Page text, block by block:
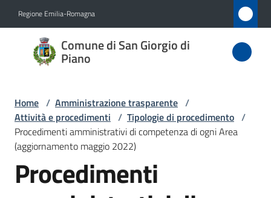
Regione Emilia-Romagna
Comune di San Giorgio di
Piano
Comune
di San
di Piano
Amministrazione
Menu selezionato
Novità
Home / Amministrazione trasparente /
Attività e procedimenti / Tipologie di procedimento /
Procedimenti amministrativi di competenza di ogni Area
(aggiornamento maggio 2022)
Procedimenti